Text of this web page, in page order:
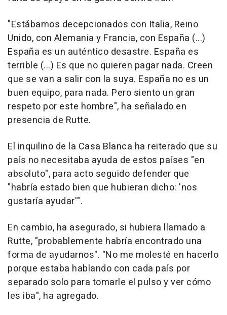
"Estábamos decepcionados con Italia, Reino
Unido, con Alemania y Francia, con España (...)
España es un auténtico desastre. España es
terrible (...) Es que no quieren pagar nada. Creen
que se van a salir con la suya. España no es un
buen equipo, para nada. Pero siento un gran
respeto por este hombre", ha señalado en
presencia de Rutte.
El inquilino de la Casa Blanca ha reiterado que su
país no necesitaba ayuda de estos países "en
absoluto", para acto seguido defender que
"habría estado bien que hubieran dicho: 'nos
gustaría ayudar'".
En cambio, ha asegurado, si hubiera llamado a
Rutte, "probablemente habría encontrado una
forma de ayudarnos". "No me molesté en hacerlo
porque estaba hablando con cada país por
separado solo para tomarle el pulso y ver cómo
les iba", ha agregado.